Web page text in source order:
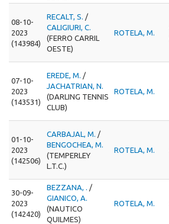
08-10-
2023
(143984)
RECALT, S. /
CALIGIURI, C.
(FERRO CARRIL
OESTE)
ROTELA, M.
07-10-
2023
(143531)
EREDE, M. /
JACHATRIAN, N.
(DARLING TENNIS
CLUB)
ROTELA, M.
01-10-
2023
(142506)
CARBAJAL, M. /
BENGOCHEA, M.
(TEMPERLEY
L.T.C.)
ROTELA, M.
30-09-
2023
(142420)
BEZZANA, . /
GIANICO, A.
(NAUTICO
QUILMES)
ROTELA, M.